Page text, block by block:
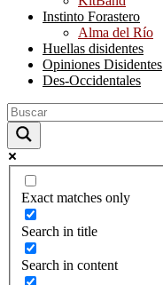
Instinto Forastero
Alma del Río
Huellas disidentes
Opiniones Disidentes
Des-Occidentales
Exact matches only
Search in title
Search in content